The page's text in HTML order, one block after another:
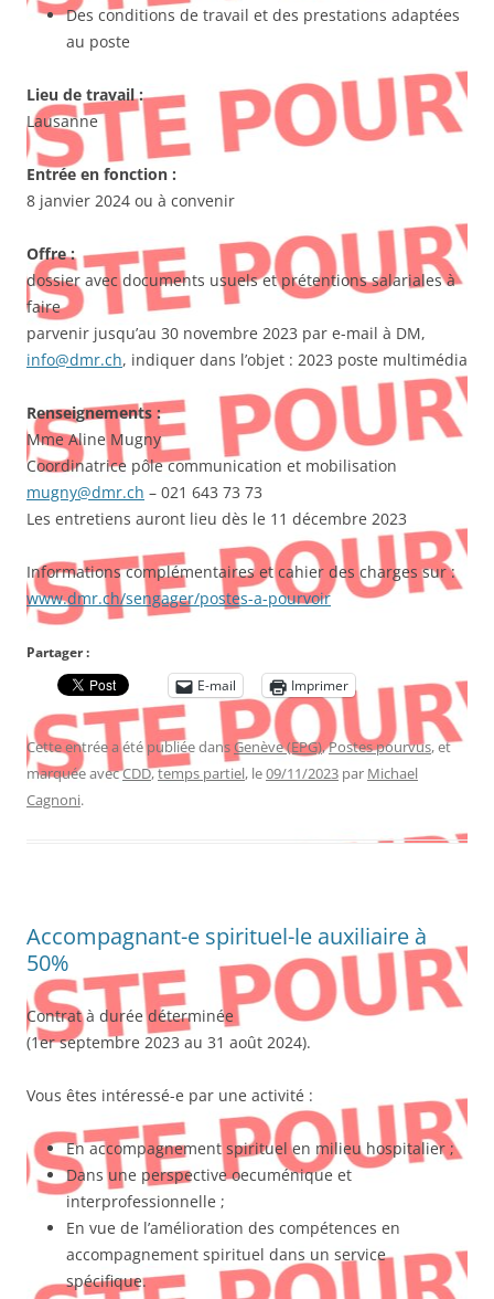
Des conditions de travail et des prestations adaptées
au poste
Lieu de travail :
Lausanne
Entrée en fonction :
8 janvier 2024 ou à convenir
Offre :
dossier avec documents usuels et prétentions salariales à
faire
parvenir jusqu’au 30 novembre 2023 par e-mail à DM,
info@dmr.ch, indiquer dans l’objet : 2023 poste multimédia
Renseignements :
Mme Aline Mugny
Coordinatrice pôle communication et mobilisation
mugny@dmr.ch – 021 643 73 73
Les entretiens auront lieu dès le 11 décembre 2023
Informations complémentaires et cahier des charges sur :
www.dmr.ch/sengager/postes-a-pourvoir
Partager :
E-mail
Imprimer
Cette entrée a été publiée dansGenève (EPG),Postes pourvus, et
marquée avecCDD,temps partiel, le09/11/2023 par Michael
Cagnoni.
Accompagnant-e spirituel-le auxiliaire à
50%
Contrat à durée déterminée
(1er septembre 2023 au 31 août 2024).
Vous êtes intéressé-e par une activité :
En accompagnement spirituel en milieu hospitalier ;
Dans une perspective oecuménique et
interprofessionnelle ;
En vue de l’amélioration des compétences en
accompagnement spirituel dans un service
spécifique.